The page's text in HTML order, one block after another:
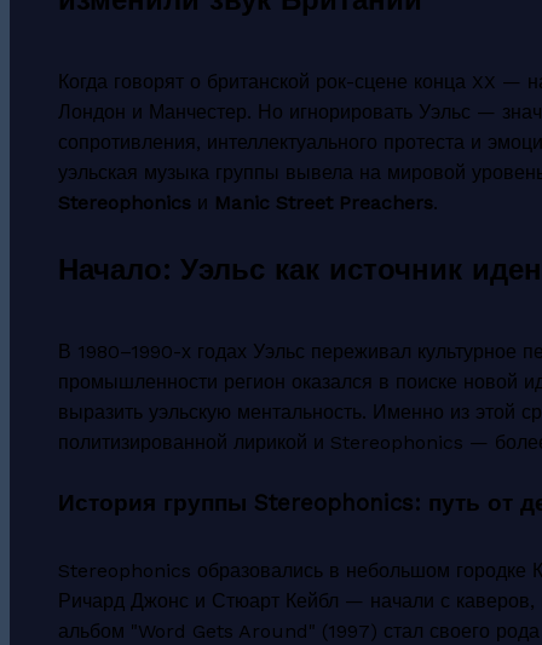
Когда говорят о британской рок-сцене конца XX —
Лондон и Манчестер. Но игнорировать Уэльс —
сопротивления, интеллектуального протеста и
уэльская музыка группы вывела на мировой
Stereophonics и Manic Street Preachers.
Начало: Уэльс как источник
В 1980–1990-х годах Уэльс переживал культурное
промышленности регион оказался в поиске новой
выразить уэльскую ментальность. Именно из
политизированной лирикой и Stereophonics —
История группы Stereophonics: путь от
Stereophonics образовались в небольшом
Ричард Джонс и Стюарт Кейбл — начали с
альбом "Word Gets Around" (1997) стал своего